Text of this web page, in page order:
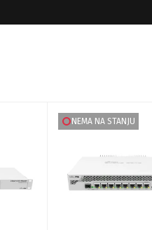
NEMA NA STANJU